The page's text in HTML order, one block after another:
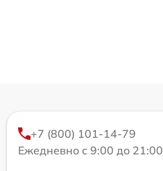
+7 (800) 101-14-79
Ежедневно с 9:00 до 21:00